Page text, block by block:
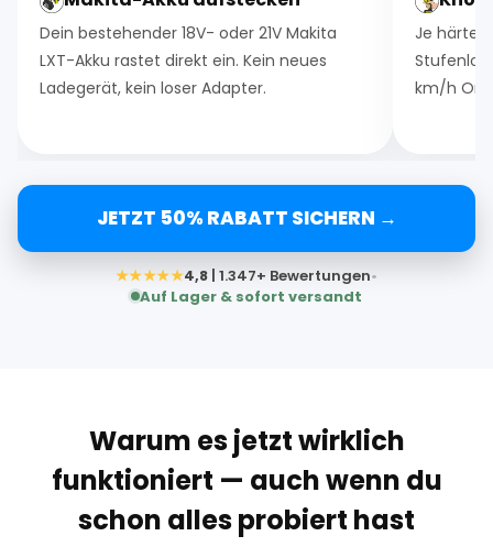
Dein bestehender 18V- oder 21V Makita
LXT-Akku rastet direkt ein. Kein neues
Ladegerät, kein loser Adapter.
Je härter
Stufenlos
km/h
JETZT 50% RABATT SICHERN →
★★★★★4,8 | 1.347+ Bewertungen•
Auf Lager & sofort versandt
Warum es jetzt wirklich
funktioniert — auch wenn du
schon alles probiert hast